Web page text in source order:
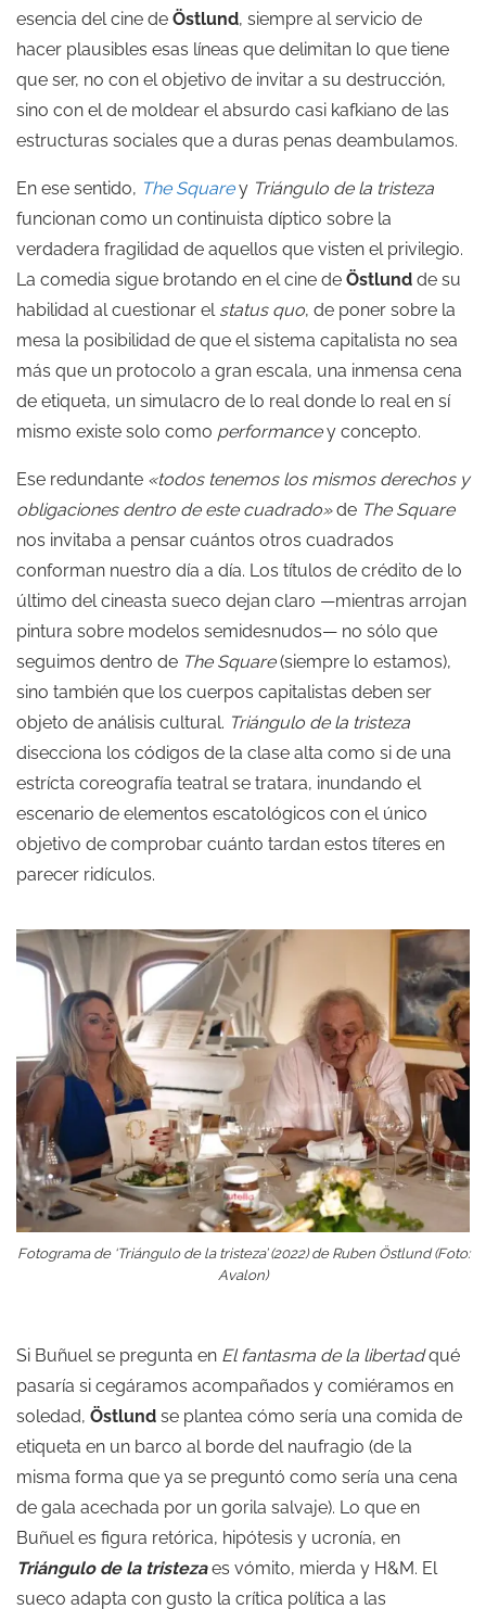
esencia del cine de Östlund, siempre al servicio de
hacer plausibles esas líneas que delimitan lo que tiene
que ser, no con el objetivo de invitar a su destrucción,
sino con el de moldear el absurdo casi kafkiano de las
estructuras sociales que a duras penas deambulamos.
En ese sentido, The Squarey Triángulo de la tristeza
funcionan como un continuista díptico sobre la
verdadera fragilidad de aquellos que visten el privilegio.
La comedia sigue brotando en el cine de Östlund de su
habilidad al cuestionar el status quo, de poner sobre la
mesa la posibilidad de que el sistema capitalista no sea
más que un protocolo a gran escala, una inmensa cena
de etiqueta, un simulacro de lo real donde lo real en sí
mismo existe solo como performancey concepto.
Ese redundante «todos tenemos los mismos derechos y
obligaciones dentro de este cuadrado»de The Square
nos invitaba a pensar cuántos otros cuadrados
conforman nuestro día a día. Los títulos de crédito de lo
último del cineasta sueco dejan claro —mientras arrojan
pintura sobre modelos semidesnudos— no sólo que
seguimos dentro de The Square(siempre lo estamos),
sino también que los cuerpos capitalistas deben ser
objeto de análisis cultural. Triángulo de la tristeza
disecciona los códigos de la clase alta como si de una
estrícta coreografía teatral se tratara, inundando el
escenario de elementos escatológicos con el único
objetivo de comprobar cuánto tardan estos títeres en
parecer ridículos.
Fotograma de ‘Triángulo de la tristeza’ (2022) de Ruben Östlund (Foto:
Avalon)
Si Buñuel se pregunta en El fantasma de la libertadqué
pasaría si cegáramos acompañados y comiéramos en
soledad, Östlund se plantea cómo sería una comida de
etiqueta en un barco al borde del naufragio (de la
misma forma que ya se preguntó como sería una cena
de gala acechada por un gorila salvaje). Lo que en
Buñuel es figura retórica, hipótesis y ucronía, en
Triángulo de la tristezaes vómito, mierda y H&M. El
sueco adapta con gusto la crítica política a las